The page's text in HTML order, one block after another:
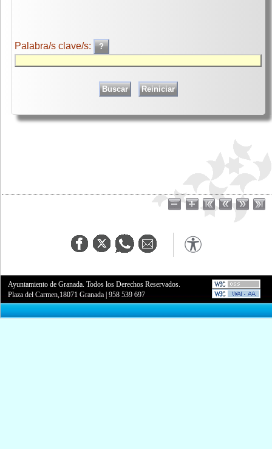
Palabra/s clave/s:
Ayuntamiento de Granada. Todos los Derechos Reservados.
Plaza del Carmen,18071 Granada |958 539 697